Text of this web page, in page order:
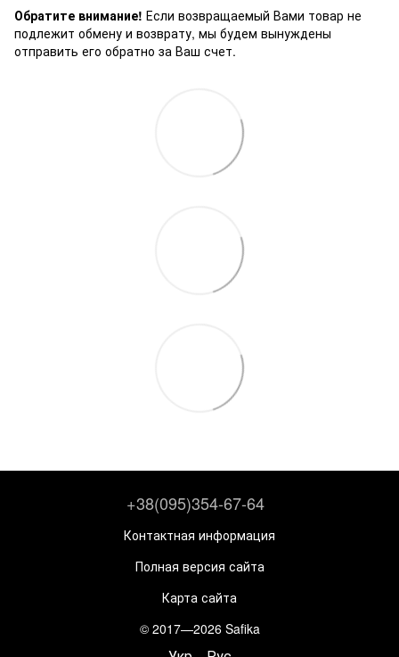
Обратите внимание! Если возвращаемый Вами товар не
подлежит обмену и возврату, мы будем вынуждены
отправить его обратно за Ваш счет.
+38(095)354-67-64
Контактная информация
Полная версия сайта
Карта сайта
© 2017—2026 Safika